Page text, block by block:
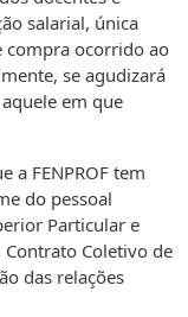
salarial, única
compra ocorrido ao
se agudizará
em que
a FENPROF tem
do pessoal
Particular e
Coletivo de
das relações